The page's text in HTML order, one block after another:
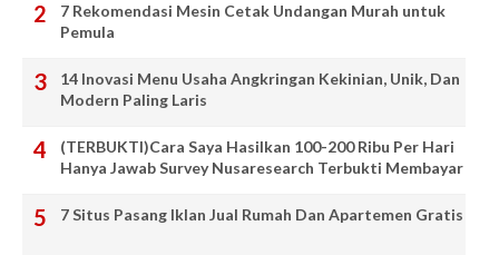
7 Rekomendasi Mesin Cetak Undangan Murah untuk
Pemula
14 Inovasi Menu Usaha Angkringan Kekinian, Unik, Dan
Modern Paling Laris
(TERBUKTI)Cara Saya Hasilkan 100-200 Ribu Per Hari
Hanya Jawab Survey Nusaresearch Terbukti Membayar
7 Situs Pasang Iklan Jual Rumah Dan Apartemen Gratis